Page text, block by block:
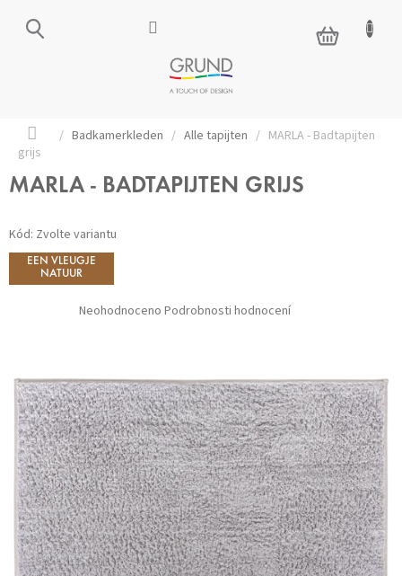
NÁKUPNÍ
KOŠÍK
Domů
/ Badkamerkleden / Alle tapijten / MARLA - Badtapijten
grijs
MARLA - BADTAPIJTEN GRIJS
Kód: Zvolte variantu
EEN VLEUGJE
NATUUR
Průměrné
hodnocení
Neohodnoceno Podrobnosti hodnocení